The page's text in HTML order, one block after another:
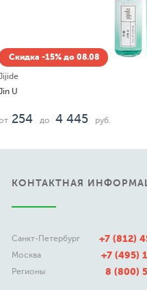
Скидка -
от 55
КОНТАКТНАЯ
Санкт-Петербург +7 (812)
Москва +7 (495)
Регионы 8 (800)